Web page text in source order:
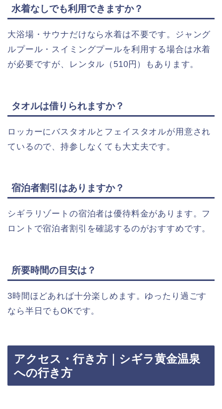
水着なしでも利用できますか？
大浴場・サウナだけなら水着は不要です。ジャング
ルプール・スイミングプールを利用する場合は水着
が必要ですが、レンタル（510円）もあります。
タオルは借りられますか？
ロッカーにバスタオルとフェイスタオルが用意され
ているので、持参しなくても大丈夫です。
宿泊者割引はありますか？
シギラリゾートの宿泊者は優待料金があります。フ
ロントで宿泊者割引を確認するのがおすすめです。
所要時間の目安は？
3時間ほどあれば十分楽しめます。ゆったり過ごす
なら半日でもOKです。
アクセス・行き方｜シギラ黄金温泉
への行き方